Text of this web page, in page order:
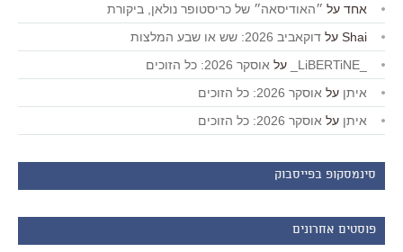
אחד על ״האודיסאה״ של כריסטופר נולאן, ביקורת
Shai על דוקאביב 2026: שש או שבע המלצות
על אוסקר 2026: כל הזוכים
איתן על אוסקר 2026: כל הזוכים
איתן על אוסקר 2026: כל הזוכים
סינמסקופ בפייסבוק
פוסטים אחרונים